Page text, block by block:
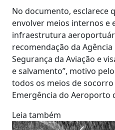
No documento, esclarece
envolver meios internos e
infraestrutura
recomendação da
Segurança da Aviação e
e salvamento”, motivo
todos os meios de
Emergência do Aeroporto
Leia também